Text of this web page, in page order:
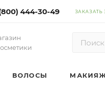
444-30-49 ЗАКАЗАТЬ
ВОЛОСЫ